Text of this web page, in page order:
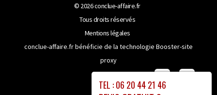
TEL : 06 20 44 21 46
© 2026conclue-affaire.fr
Tous droits réservés
Mentions légales
conclue-affaire.fr bénéficie de la technologie Booster-site
proxy